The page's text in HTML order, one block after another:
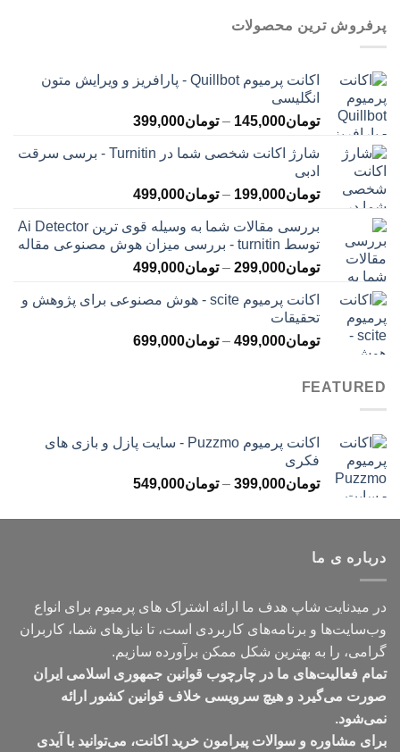
پرفروش ترین محصولات
اکانت پرمیوم Quillbot - پارافریز و ویرایش متون
انگلیسی
تومان145,000
– تومان399,000محدوده
تومان145,000
تومان399,000
شارژ اکانت شخصی شما در Turnitin - برسی سرقت
ادبی
تومان199,000
– تومان499,000محدوده
تومان199,000
تا
تومان499,000
بررسی مقالات شما به وسیله قوی ترین Ai Detector
توسط turnitin - بررسی میزان هوش مصنوعی مقاله
تومان299,000
– تومان499,000محدوده
تومان299,000
تومان499,000
اکانت پرمیوم scite - هوش مصنوعی برای پژوهش و
تحقیقات
تومان499,000
– تومان699,000محدوده
FEATURED
اکانت پرمیوم Puzzmo - سایت پازل و بازی های
فکری
تومان399,000
– تومان549,000محدوده
تومان399,000
درباره ی ما
در میدنایت شاپ هدف ما ارائه اشتراک های پرمیوم برای انواع
وب‌سایت‌ها و برنامه‌های کاربردی است، تا نیازهای شما، کاربران
گرامی، را به بهترین شکل ممکن برآورده سازیم.
تمام فعالیت‌های ما در چارچوب قوانین جمهوری اسلامی ایران
صورت می‌گیرد و هیچ سرویسی خلاف قوانین کشور ارائه
نمی‌شود.
برای مشاوره و سوالات پیرامون خرید اکانت، می‌توانید با آیدی